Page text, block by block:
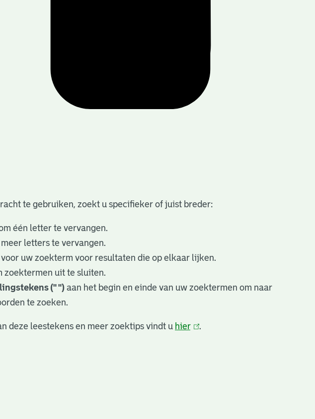
te gebruiken, zoekt u specifieker of juist breder:
één letter te vervangen.
letters te vervangen.
voor uw zoekterm voor resultaten die op elkaar lijken.
zoektermen uit te sluiten.
(" ") aan het begin en einde van uw zoektermen om naar
te zoeken.
deze leestekens en meer zoektips vindt u hier(link
.